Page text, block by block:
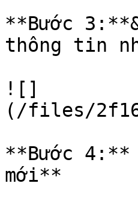
**Bước
thông tin
![]
(/files/
**Bước 4:**
mới**